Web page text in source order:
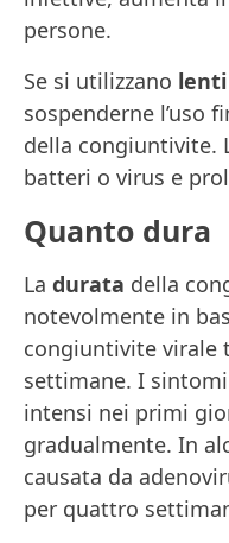
persone.
Se si utilizzano
sospenderne l’uso
della congiuntivite.
batteri o virus e
Quanto dura
La durata della
notevolmente in
congiuntivite virale
settimane. I
intensi nei primi
gradualmente. In
causata da
per quattro